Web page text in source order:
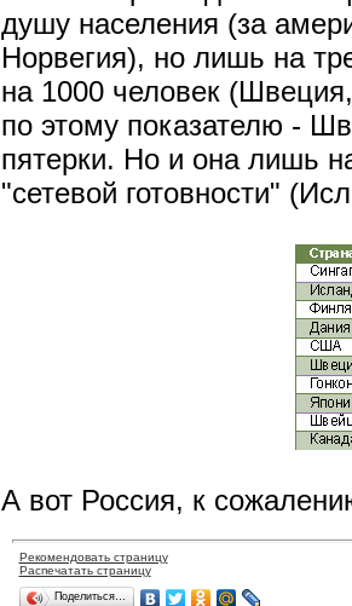
душу населения (за
Норвегия), но лишь на
на 1000 человек
по этому показателю -
пятерки. Но и она лишь
"сетевой готовности"
А вот Россия, к
Рекомендовать страницу
Распечатать страницу
Поделиться…